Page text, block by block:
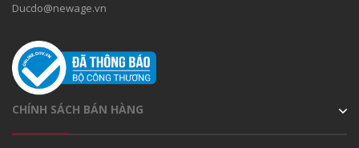
Ducdo@newage.vn
CHÍNH SÁCH BÁN HÀNG